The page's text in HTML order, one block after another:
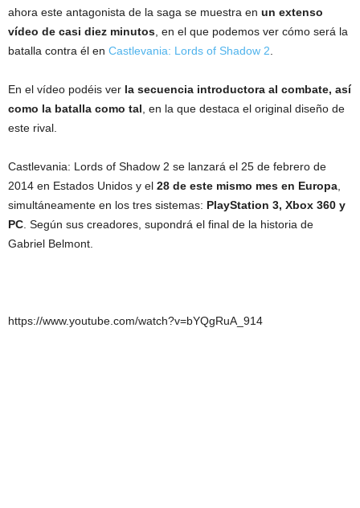
ahora este antagonista de la saga se muestra en un extenso
vídeo de casi diez minutos , en el que podemos ver cómo será la
batalla contra él en Castlevania: Lords of Shadow 2
En el vídeo podéis ver la secuencia introductora al combate, así
como la batalla como tal , en la que destaca el original diseño de
este rival.
Castlevania: Lords of Shadow 2 se lanzará el 25 de febrero de
2014 en Estados Unidos y el 28 de este mismo mes en Europa
simultáneamente en los tres sistemas: PlayStation 3, Xbox 360 y
PC . Según sus creadores, supondrá el final de la historia de
Gabriel Belmont.
https://www.youtube.com/watch?v=bYQgRuA_914